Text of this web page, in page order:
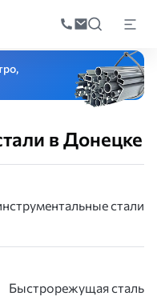
по
Инструментальная
в Донецке
стали
Быстрорежущая сталь